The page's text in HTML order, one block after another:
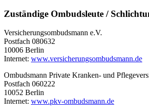
Zuständige Ombudsleute /
Versicherungsombudsmann e.V.
Postfach 080632
10006 Berlin
Internet: www.versicherungsombudsmann.de
Ombudsmann Private Kranken- und
Postfach 060222
10052 Berlin
Internet: www.pkv-ombudsmann.de